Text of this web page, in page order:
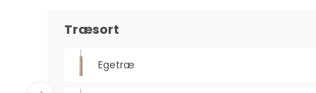
Træsort
Egetræ